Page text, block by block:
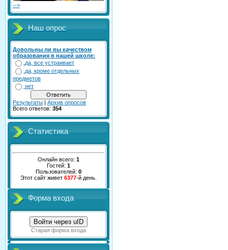
-->
Наш опрос
Довольны ли вы качеством
образования в нашей школе:
да, все устраивает
да, кроме отдельных
предметов
нет
Результаты | Архив опросов
Всего ответов: 354
Статистика
Онлайн всего: 1
Гостей: 1
Пользователей: 0
Этот сайт живет 6377-й день.
Форма входа
Войти через uID
Старая форма входа